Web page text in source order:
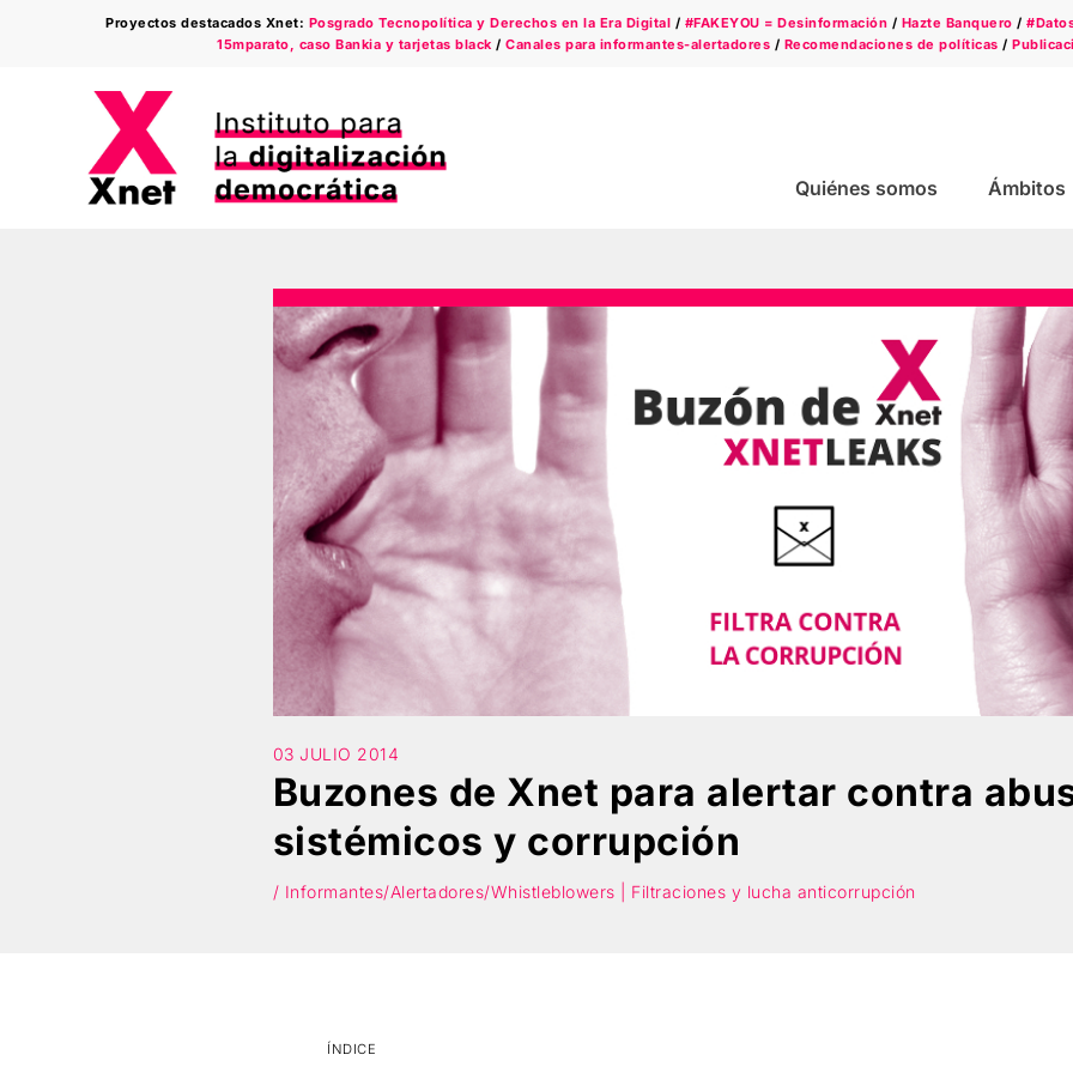
Proyectos destacados Xnet: Posgrado Tecnopolítica y Derechos en la Era Digital / #FAKEYOU = Desinformación / Hazte Banquero /
15mparato, caso Bankia y tarjetas black /Canales para informantes-alertadores / Recomendaciones de políticas /
Quiénes somos Ámbitos
03 JULIO 2014
Buzones de Xnet para alertar contra
sistémicos y corrupción
/ Informantes/Alertadores/Whistleblowers | Filtraciones y lucha anticorrupción
ÍNDICE